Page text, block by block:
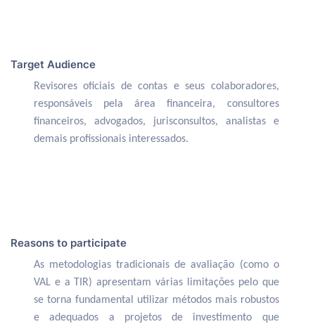
Target Audience
Revisores oficiais de contas e seus colaboradores,
responsáveis pela área financeira, consultores
financeiros, advogados, jurisconsultos, analistas e
demais profissionais interessados.
Reasons to participate
As metodologias tradicionais de avaliação (como o
VAL e a TIR) apresentam várias limitações pelo que
se torna fundamental utilizar métodos mais robustos
e adequados a projetos de investimento que